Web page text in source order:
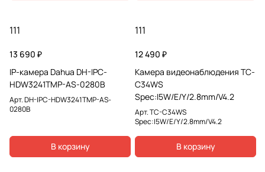
111
13 690 ₽
IP-камера Dahua DH-IPC-
HDW3241TMP-AS-0280B
Арт.DH-IPC-HDW3241TMP-AS-
0280B
В корзину
111
12 490 ₽
Камера видеонаблюдения TC-
C34WS
Spec:I5W/E/Y/2.8mm/V4.2
Арт.TC-C34WS
Spec:I5W/E/Y/2.8mm/V4.2
В корзину